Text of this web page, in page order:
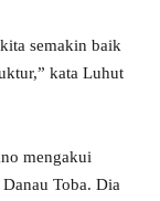
semakin baik
kata Luhut
mengakui
Toba. Dia